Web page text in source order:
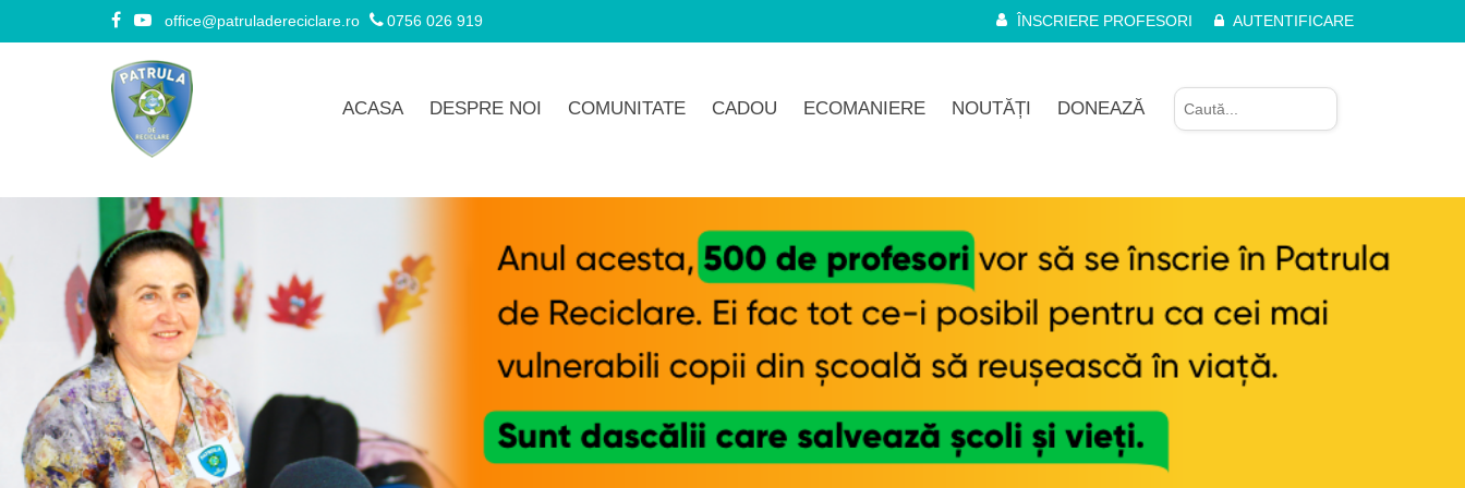
office@patruladereciclare.ro 0756 026 919 ÎNSCRIERE PROFESORI AUTENTIFICARE
ACASA DESPRE NOI COMUNITATE CADOU ECOMANIERE NOUTĂȚI DONEAZĂ